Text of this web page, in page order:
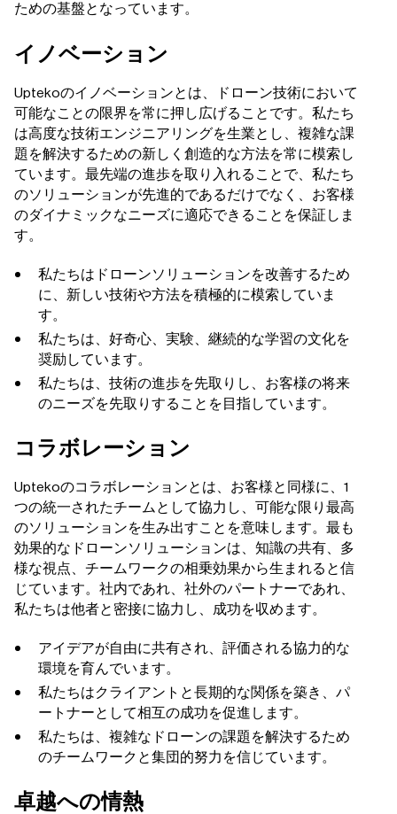
ための基盤となっています。
イノベーション
Uptekoのイノベーションとは、ドローン技術において
可能なことの限界を常に押し広げることです。私たち
は高度な技術エンジニアリングを生業とし、複雑な課
題を解決するための新しく創造的な方法を常に模索し
ています。最先端の進歩を取り入れることで、私たち
のソリューションが先進的であるだけでなく、お客様
のダイナミックなニーズに適応できることを保証しま
す。
私たちはドローンソリューションを改善するため
に、新しい技術や方法を積極的に模索していま
す。
私たちは、好奇心、実験、継続的な学習の文化を
奨励しています。
私たちは、技術の進歩を先取りし、お客様の将来
のニーズを先取りすることを目指しています。
コラボレーション
Uptekoのコラボレーションとは、お客様と同様に、1
つの統一されたチームとして協力し、可能な限り最高
のソリューションを生み出すことを意味します。最も
効果的なドローンソリューションは、知識の共有、多
様な視点、チームワークの相乗効果から生まれると信
じています。社内であれ、社外のパートナーであれ、
私たちは他者と密接に協力し、成功を収めます。
アイデアが自由に共有され、評価される協力的な
環境を育んでいます。
私たちはクライアントと長期的な関係を築き、パ
ートナーとして相互の成功を促進します。
私たちは、複雑なドローンの課題を解決するため
のチームワークと集団的努力を信じています。
卓越への情熱